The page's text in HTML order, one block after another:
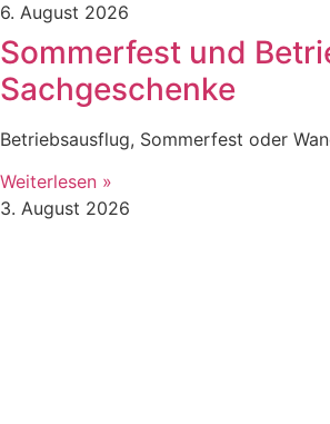
6. August 2026
Sommerfest und
Sachgeschenke
Betriebsausflug, Sommerfest oder
Weiterlesen »
3. August 2026